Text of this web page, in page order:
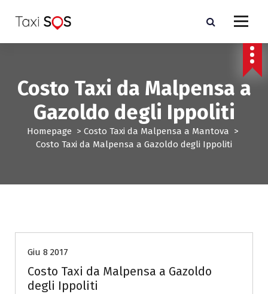
a
Costo Taxi da Malpensa a
Gazoldo degli Ippoliti
Homepage > Costo Taxi da Malpensa a Mantova >
Costo Taxi da Malpensa a Gazoldo degli Ippoliti
Giu 8 2017
Costo Taxi da Malpensa a Gazoldo
degli Ippoliti